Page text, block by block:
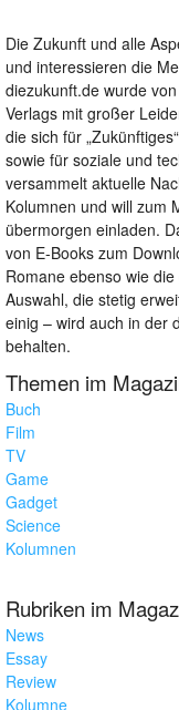
Die Zukunft und alle
und interessieren die
diezukunft.de wurde
Verlags mit großer
die sich für
sowie für soziale und
versammelt aktuelle
Kolumnen und will zum
übermorgen einladen.
von E-Books zum
Romane ebenso wie
Auswahl, die stetig
einig – wird auch in der
behalten.
Themen im
Buch
Film
TV
Game
Gadget
Science
Kolumnen
Rubriken im
News
Essay
Review
Kolumne